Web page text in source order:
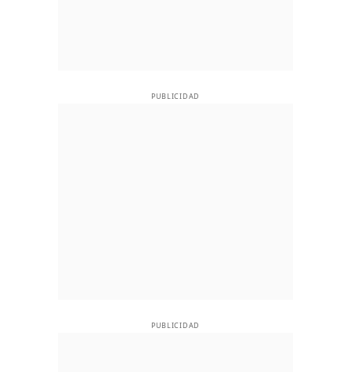
PUBLICIDAD
PUBLICIDAD